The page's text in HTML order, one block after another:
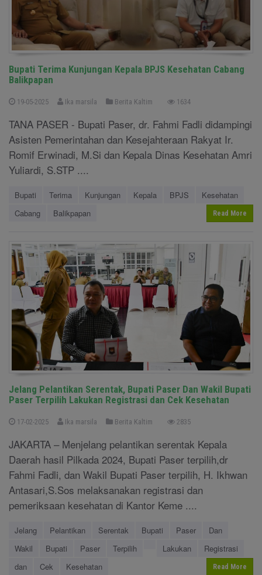
Bupati Terima Kunjungan Kepala BPJS Kesehatan Cabang
Balikpapan
19-05-2025 Ika marsila Berita Kaltim 1634
TANA PASER - Bupati Paser, dr. Fahmi Fadli didampingi
Asisten Pemerintahan dan Kesejahteraan Rakyat Ir.
Romif Erwinadi, M.Si dan Kepala Dinas Kesehatan Amri
Yuliardi, S.STP ....
Bupati Terima Kunjungan Kepala BPJS
Kesehatan
Cabang
Balikpapan Read More
Jelang Pelantikan Serentak, Bupati Paser Dan Wakil Bupati
Paser Terpilih Lakukan Registrasi dan Cek Kesehatan
17-02-2025 Ika marsila Berita Kaltim 2835
JAKARTA – Menjelang pelantikan serentak Kepala
Daerah hasil Pilkada 2024, Bupati Paser terpilih,dr
Fahmi Fadli, dan Wakil Bupati Paser terpilih, H. Ikhwan
Antasari,S.Sos melaksanakan registrasi dan
pemeriksaan kesehatan di Kantor Keme ....
Jelang Pelantikan Serentak Bupati Paser
Dan
Wakil
Bupati Paser Terpilih Lakukan
Registrasi
dan
Cek Kesehatan Read More